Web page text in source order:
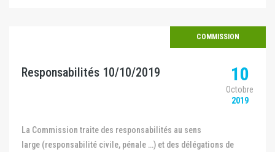
COMMISSION
Responsabilités 10/10/2019 10
Octobre
2019
La Commission traite des responsabilités au sens
large (responsabilité civile, pénale …) et des délégations de